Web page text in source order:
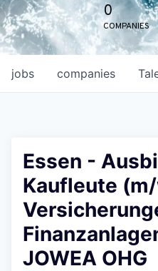
0
COMPANIES
jobs companies
Essen -
Kaufleute
JOWEA OHG